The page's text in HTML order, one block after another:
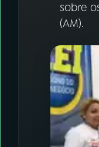
FESTIVAL DE
ACOMPANHE A RÁDIO
YouTube
Instagram
TikTok
sobre
(AM).